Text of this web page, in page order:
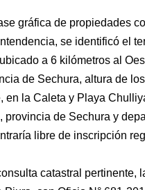
gráfica de propiedades
se identificó el
a 6 kilómetros al
de Sechura, altura de
en la Caleta y Playa
provincia de Sechura y
libre de inscripción
catastral pertinente,